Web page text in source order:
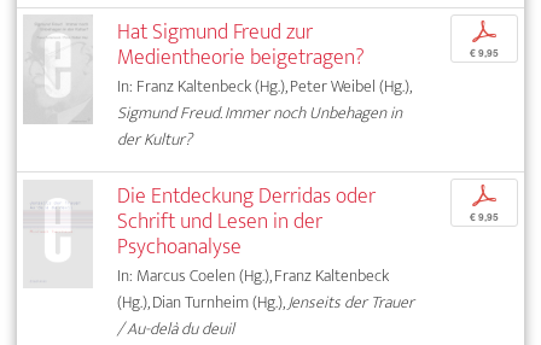
Hat Sigmund Freud zur
Medientheorie beigetragen?
In: Franz Kaltenbeck (Hg.), Peter Weibel (Hg.),
Sigmund Freud. Immer noch Unbehagen in
der Kultur?
p
€ 9,95
Die Entdeckung Derridas oder
Schrift und Lesen in der
Psychoanalyse
In: Marcus Coelen (Hg.), Franz Kaltenbeck
(Hg.), Dian Turnheim (Hg.),Jenseits der Trauer
/ Au-delà du deuil
p
€ 9,95